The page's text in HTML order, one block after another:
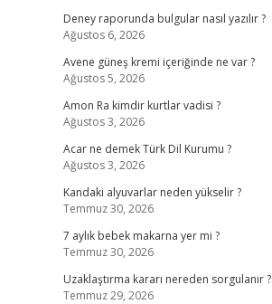
Deney raporunda bulgular nasıl yazılır ?
Ağustos 6, 2026
Avene güneş kremi içeriğinde ne var ?
Ağustos 5, 2026
Amon Ra kimdir kurtlar vadisi ?
Ağustos 3, 2026
Acar ne demek Türk Dil Kurumu ?
Ağustos 3, 2026
Kandaki alyuvarlar neden yükselir ?
Temmuz 30, 2026
7 aylık bebek makarna yer mi ?
Temmuz 30, 2026
Uzaklaştırma kararı nereden sorgulanır ?
Temmuz 29, 2026